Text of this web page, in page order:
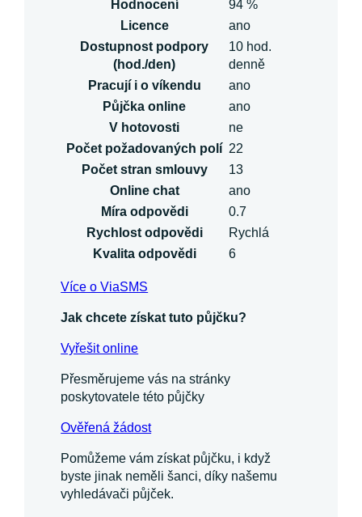
Hodnocení
94 %
Licence
ano
Dostupnost podpory
(hod./den)
10 hod.
denně
Pracují i o víkendu
ano
Půjčka online
ano
V hotovosti
ne
Počet požadovaných polí 22
Počet stran smlouvy
13
Online chat
ano
Míra odpovědi
0.7
Rychlost odpovědi
Rychlá
Kvalita odpovědi
6
Více o ViaSMS
Jak chcete získat tuto půjčku?
Vyřešit online
Přesměrujeme vás na stránky
poskytovatele této půjčky
Ověřená žádost
Pomůžeme vám získat půjčku, i když
byste jinak neměli šanci, díky našemu
vyhledávači půjček.